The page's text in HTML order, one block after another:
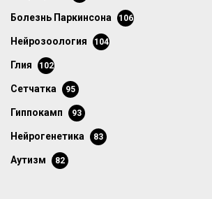
болезнь Паркинсона 106
нейрозоология 104
глия 102
сетчатка 95
гиппокамп 93
нейрогенетика 83
аутизм 82